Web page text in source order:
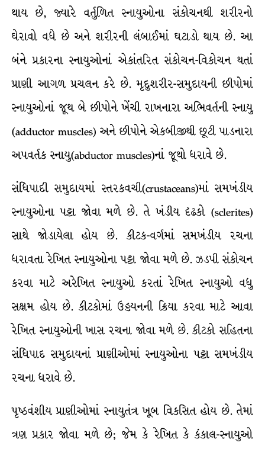
થાય છે, જ્યારે વર્તુળિત સ્નાયુઓના સંકોચનથી શરીરનો
ઘેરાવો વધે છે અને શરીરની લંબાઈમાં ઘટાડો થાય છે. આ
બંને પ્રકારના સ્નાયુઓનાં એકાંતરિત સંકોચન-વિકોચન થતાં
પ્રાણી આગળ પ્રચલન કરે છે. મૃદુશરીર-સમુદાયની છીપોમાં
સ્નાયુઓનાં જૂથ બે છીપોને ખેંચી રાખનારા અભિવર્તની સ્નાયુ
(adductor muscles) અને છીપોને એકબીજીથી છૂટી પાડનારા
અપવર્તક સ્નાયુ(abductor muscles)નાં જૂથો ધરાવે છે.
સંધિપાદી સમુદાયમાં સ્તરકવચી(crustaceans)માં સમખંડીય
સ્નાયુઓના પટ્ટા જોવા મળે છે. તે ખંડીય દૃઢકો (sclerites)
સાથે જોડાયેલા હોય છે. કીટક-વર્ગમાં સમખંડીય રચના
ધરાવતા રેખિત સ્નાયુઓના પટ્ટા જોવા મળે છે. ઝડપી સંકોચન
કરવા માટે અરેખિત સ્નાયુઓ કરતાં રેખિત સ્નાયુઓ વધુ
સક્ષમ હોય છે. કીટકોમાં ઉડ્ડયનની ક્રિયા કરવા માટે આવા
રેખિત સ્નાયુઓની ખાસ રચના જોવા મળે છે. કીટકો સહિતના
સંધિપાદ સમુદાયનાં પ્રાણીઓમાં સ્નાયુઓના પટ્ટા સમખંડીય
રચના ધરાવે છે.
પૃષ્ઠવંશીય પ્રાણીઓમાં સ્નાયુતંત્ર ખૂબ વિકસિત હોય છે. તેમાં
ત્રણ પ્રકાર જોવા મળે છે; જેમ કે રેખિત કે કંકાલ-સ્નાયુઓ